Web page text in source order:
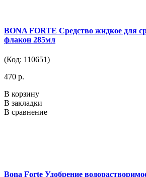
BONA FORTE Средство жидкое для
флакон 285мл
(Код: 110651)
470 р.
В корзину
В закладки
В сравнение
Bona Forte Удобрение